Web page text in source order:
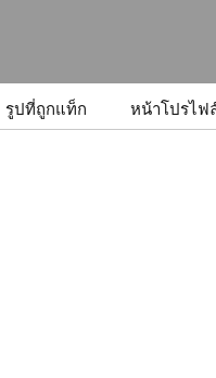
รูปที่ถูกแท็ก หน้าโปรไฟ